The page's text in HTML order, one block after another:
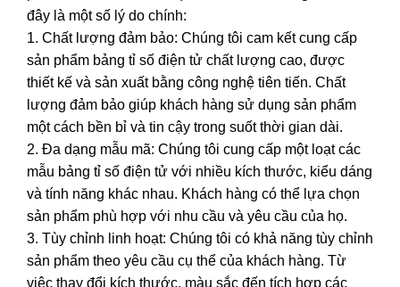
đây là một số lý do chính:
1. Chất lượng đảm bảo: Chúng tôi cam kết cung cấp
sản phẩm bảng tỉ số điện tử chất lượng cao, được
thiết kế và sản xuất bằng công nghệ tiên tiến. Chất
lượng đảm bảo giúp khách hàng sử dụng sản phẩm
một cách bền bỉ và tin cậy trong suốt thời gian dài.
2. Đa dạng mẫu mã: Chúng tôi cung cấp một loạt các
mẫu bảng tỉ số điện tử với nhiều kích thước, kiểu dáng
và tính năng khác nhau. Khách hàng có thể lựa chọn
sản phẩm phù hợp với nhu cầu và yêu cầu của họ.
3. Tùy chỉnh linh hoạt: Chúng tôi có khả năng tùy chỉnh
sản phẩm theo yêu cầu cụ thể của khách hàng. Từ
việc thay đổi kích thước, màu sắc đến tích hợp các